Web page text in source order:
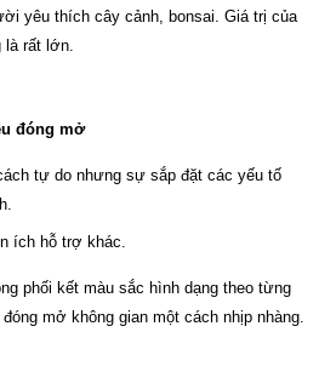
yêu thích cây cảnh, bonsai. Giá trị của
rất lớn.
đóng mở
tự do nhưng sự sắp đặt các yếu tố
ích hỗ trợ khác.
phối kết màu sắc hình dạng theo từng
mở không gian một cách nhịp nhàng.